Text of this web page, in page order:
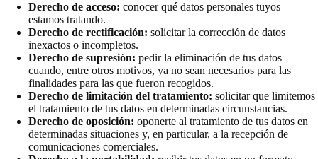
Derecho de acceso: conocer qué datos personales tuyos
estamos tratando.
Derecho de rectificación: solicitar la corrección de datos
inexactos o incompletos.
Derecho de supresión: pedir la eliminación de tus datos
cuando, entre otros motivos, ya no sean necesarios para las
finalidades para las que fueron recogidos.
Derecho de limitación del tratamiento: solicitar que limitemos
el tratamiento de tus datos en determinadas circunstancias.
Derecho de oposición: oponerte al tratamiento de tus datos en
determinadas situaciones y, en particular, a la recepción de
comunicaciones comerciales.